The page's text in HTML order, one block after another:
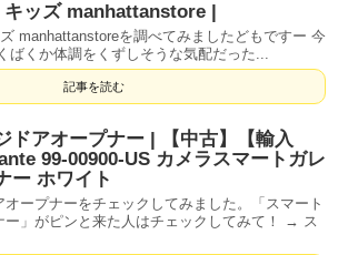
キッズ manhattanstore |
manhattanstoreを調べてみましたどもですー 今
ばくか体調をくずしそうな気配だった...
記事を読む
ドアオープナー | 【中古】【輸入
99-00900-US カメラスマートガレ
ー ホワイト
ープナーをチェックしてみました。「スマート
ー」がピンと来た人はチェックしてみて！ → ス